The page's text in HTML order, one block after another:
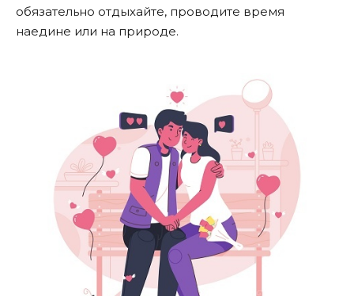
обязательно отдыхайте, проводите время
наедине или на природе.